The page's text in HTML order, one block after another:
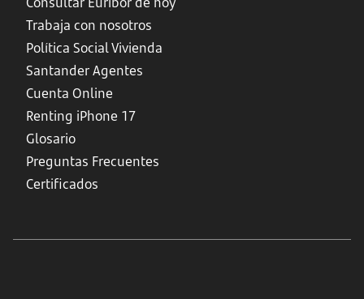
Trabaja con nosotros
Política Social Vivienda
Santander Agentes
Cuenta Online
Renting iPhone 17
Glosario
Preguntas Frecuentes
Certificados